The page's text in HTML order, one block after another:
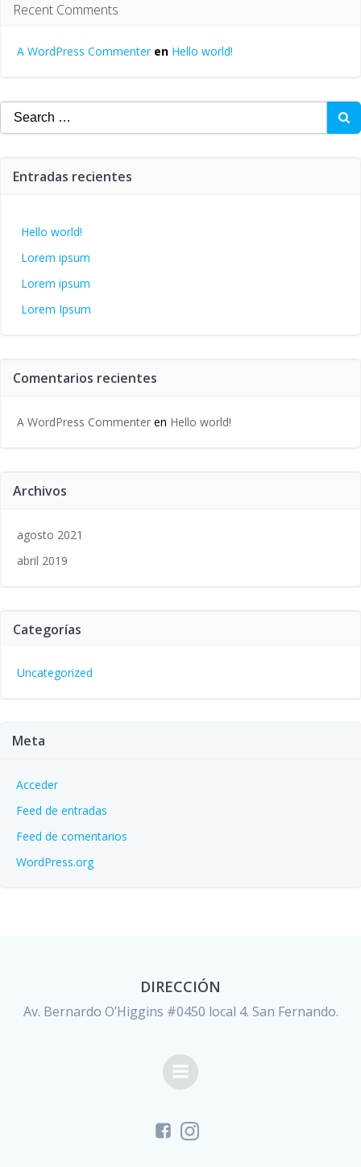
Recent Comments
A WordPress Commenteren Hello world!
Search
for:
Entradas recientes
Hello world!
Lorem ipsum
Lorem ipsum
Lorem Ipsum
Comentarios recientes
A WordPress Commenter en Hello world!
Archivos
agosto 2021
abril 2019
Categorías
Uncategorized
Meta
Acceder
Feed de entradas
Feed de comentarios
WordPress.org
DIRECCIÓN
Av. Bernardo O’Higgins #0450 local 4. San Fernando.